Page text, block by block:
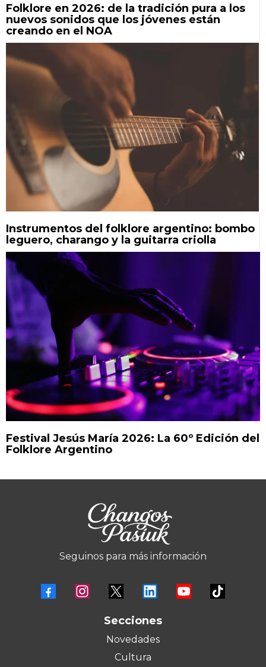
Folklore en 2026: de la tradición pura a los
nuevos sonidos que los jóvenes están
creando en el NOA
Instrumentos del folklore argentino: bombo
leguero, charango y la guitarra criolla
Festival Jesús María 2026: La 60º Edición del
Folklore Argentino
Seguinos para más información
Secciones
Novedades
Cultura